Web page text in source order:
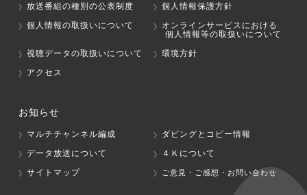
放送番組の種別の公表制度
個人情報保護方針
個人情報の取扱いについて
オンラインサービスにおける
個人情報等の取扱いについて
視聴データの取扱いについて
環境方針
アクセス
お知らせ
マルチチャンネル編成
ダビングとコピー情報
データ放送について
４Ｋについて
サイトマップ
ご意見・ご感想・お問い合わせ